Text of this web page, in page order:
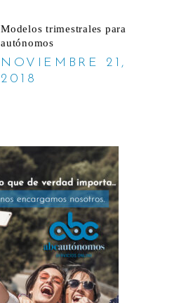
Modelos trimestrales para
autónomos
NOVIEMBRE 21,
2018